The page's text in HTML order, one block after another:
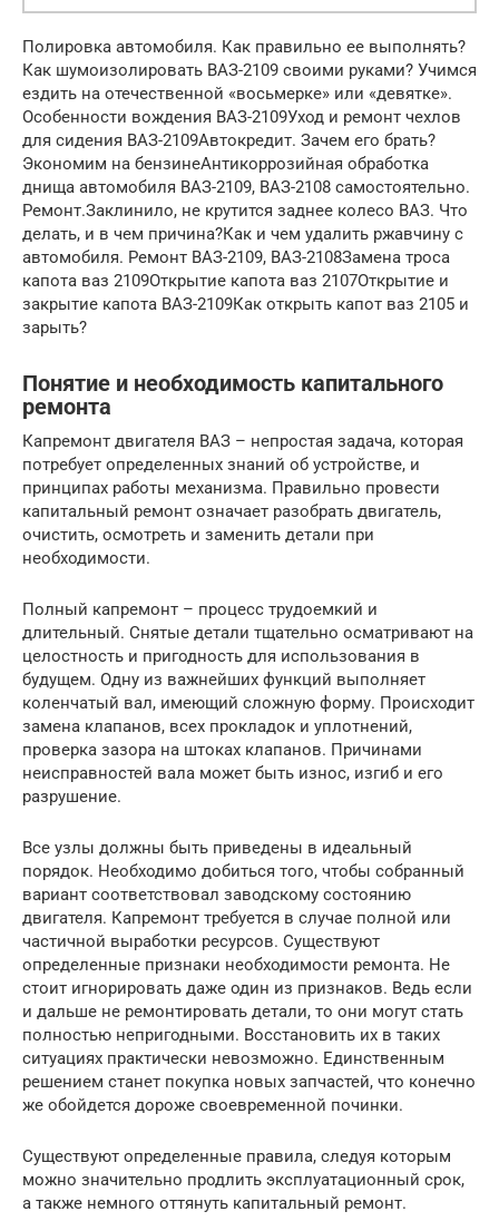
Полировка автомобиля. Как правильно ее выполнять?
Как шумоизолировать ВАЗ-2109 своими руками? Учимся
ездить на отечественной «восьмерке» или «девятке».
Особенности вождения ВАЗ-2109Уход и ремонт чехлов
для сидения ВАЗ-2109Автокредит. Зачем его брать?
Экономим на бензинеАнтикоррозийная обработка
днища автомобиля ВАЗ-2109, ВАЗ-2108 самостоятельно.
Ремонт.Заклинило, не крутится заднее колесо ВАЗ. Что
делать, и в чем причина?Как и чем удалить ржавчину с
автомобиля. Ремонт ВАЗ-2109, ВАЗ-2108Замена троса
капота ваз 2109Открытие капота ваз 2107Открытие и
закрытие капота ВАЗ-2109Как открыть капот ваз 2105 и
зарыть?
Понятие и необходимость капитального
ремонта
Капремонт двигателя ВАЗ – непростая задача, которая
потребует определенных знаний об устройстве, и
принципах работы механизма. Правильно провести
капитальный ремонт означает разобрать двигатель,
очистить, осмотреть и заменить детали при
необходимости.
Полный капремонт – процесс трудоемкий и
длительный. Снятые детали тщательно осматривают на
целостность и пригодность для использования в
будущем. Одну из важнейших функций выполняет
коленчатый вал, имеющий сложную форму. Происходит
замена клапанов, всех прокладок и уплотнений,
проверка зазора на штоках клапанов. Причинами
неисправностей вала может быть износ, изгиб и его
разрушение.
Все узлы должны быть приведены в идеальный
порядок. Необходимо добиться того, чтобы собранный
вариант соответствовал заводскому состоянию
двигателя. Капремонт требуется в случае полной или
частичной выработки ресурсов. Существуют
определенные признаки необходимости ремонта. Не
стоит игнорировать даже один из признаков. Ведь если
и дальше не ремонтировать детали, то они могут стать
полностью непригодными. Восстановить их в таких
ситуациях практически невозможно. Единственным
решением станет покупка новых запчастей, что конечно
же обойдется дороже своевременной починки.
Существуют определенные правила, следуя которым
можно значительно продлить эксплуатационный срок,
а также немного оттянуть капитальный ремонт.